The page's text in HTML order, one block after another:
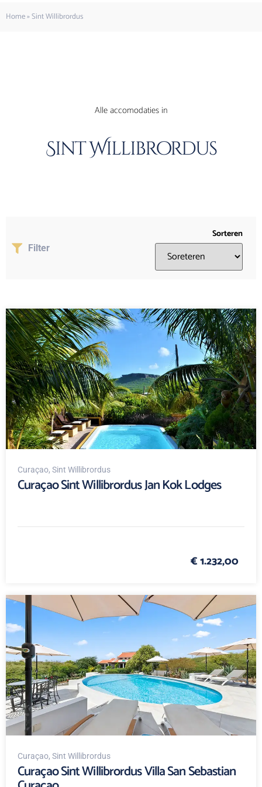
Home»Sint Willibrordus
Alle accomodaties in
Sint Willibrordus
Filter
Sorteren
Curaçao, Sint Willibrordus
Curaçao Sint Willibrordus Jan Kok Lodges
€ 1.232,00
Curaçao, Sint Willibrordus
Curaçao Sint Willibrordus Villa San Sebastian